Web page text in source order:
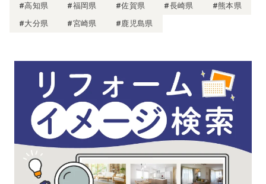
#高知県
#福岡県 #佐賀県 #長崎県
#熊本県
#大分県
#宮崎県 #鹿児島県